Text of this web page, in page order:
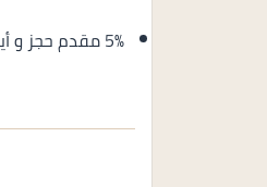
5% مقدم حجز و أيضا تقسيط الباقي من سعر الوحدة على 8 سنوات بالتساوي وبدون فوائد سنوية.